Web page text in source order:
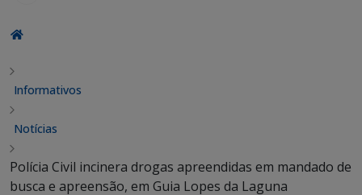
Informativos
Notícias
Polícia Civil incinera drogas apreendidas em mandado de
busca e apreensão, em Guia Lopes da Laguna